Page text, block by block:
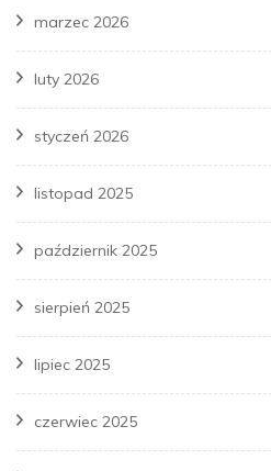
marzec 2026
luty 2026
styczeń 2026
listopad 2025
październik 2025
sierpień 2025
lipiec 2025
czerwiec 2025